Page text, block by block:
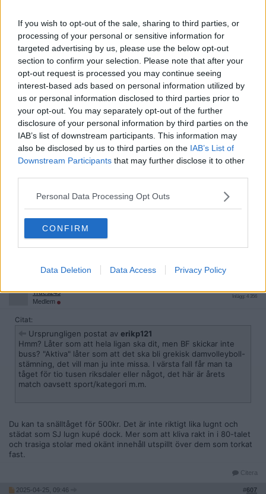
If you wish to opt-out of the sale, sharing to third parties, or
processing of your personal or sensitive information for
targeted advertising by us, please use the below opt-out
section to confirm your selection. Please note that after your
opt-out request is processed you may continue seeing
interest-based ads based on personal information utilized by
us or personal information disclosed to third parties prior to
your opt-out. You may separately opt-out of the further
disclosure of your personal information by third parties on the
IAB’s list of downstream participants. This information may
also be disclosed by us to third parties on the IAB’s List of
Downstream Participants that may further disclose it to other
Personal Data Processing Opt Outs
CONFIRM
Data Deletion Data Access Privacy Policy
2025-04-24, 20:58
Trues245
Medlem
Citat:
Ursprungligen postat averikp121
mff borta på lördag(?) och ser ingen resa på Bajen Fans.
Avgå styrelsen? Årets match ju förfan. Dessutom på en
lördag vilket dukar upp för en pangresa, serieledning och ett
piggt mff på planen. Kan bli en dundermatch, borde sändas
på SVT och hela den baletten.
Antar att det bara är en buss och att den är full, men borde
till kontinenten för fan, un paraíso que se llama Paradisio!
Den ska visas på tv på 6an. Det är Viaplay som har matcherna. Ja
den hade varit kul att gå på!
Trues245
Medlem
Inlägg: 4 356
Citat:
Ursprungligen postat av erikp121
Hmm? Låter som att hela ligan ska dit, men BF skickar inte
buss? "Aktiva" låter som att det ska bli grekisk damvolleyboll-
stämning, det vill man ju inte missa. I värsta fall får man ta
tåget för tio tusen riksdaler eller något, det här är årets
match oavsett sport/kategori m.m.
Du kan ta snälltåget för 500kr. Det är inte riktigt lika lugnt och
städat som SJ lugn kupé dock. Mer som att kliva rakt in i 80-talet
och trasiga stolar med okänt innehåll utspillt över dem som torkat
fast.
Citera
2025-04-25, 09:46 #607